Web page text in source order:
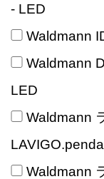
- LED
Waldmann
Waldmann
LED
Waldmann
Waldmann